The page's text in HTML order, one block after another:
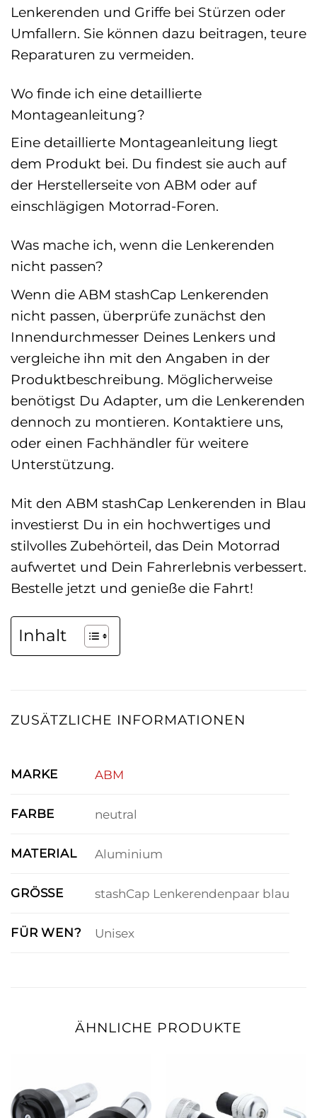
Lenkerenden und Griffe bei Stürzen oder
Umfallern. Sie können dazu beitragen, teure
Reparaturen zu vermeiden.
Wo finde ich eine detaillierte
Montageanleitung?
Eine detaillierte Montageanleitung liegt
dem Produkt bei. Du findest sie auch auf
der Herstellerseite von ABM oder auf
einschlägigen Motorrad-Foren.
Was mache ich, wenn die Lenkerenden
nicht passen?
Wenn die ABM stashCap Lenkerenden
nicht passen, überprüfe zunächst den
Innendurchmesser Deines Lenkers und
vergleiche ihn mit den Angaben in der
Produktbeschreibung. Möglicherweise
benötigst Du Adapter, um die Lenkerenden
dennoch zu montieren. Kontaktiere uns,
oder einen Fachhändler für weitere
Unterstützung.
Mit den ABM stashCap Lenkerenden in Blau
investierst Du in ein hochwertiges und
stilvolles Zubehörteil, das Dein Motorrad
aufwertet und Dein Fahrerlebnis verbessert.
Bestelle jetzt und genieße die Fahrt!
Inhalt
ZUSÄTZLICHE INFORMATIONEN
MARKE ABM
FARBE neutral
MATERIAL Aluminium
GRÖSSE stashCap Lenkerendenpaar blau
FÜR WEN? Unisex
ÄHNLICHE PRODUKTE